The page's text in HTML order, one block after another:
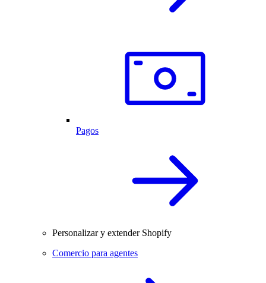
Pagos
Personalizar y extender Shopify
Comercio para agentes